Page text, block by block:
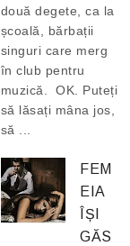
două degete, ca la
școală, bărbații
singuri care merg
în club pentru
muzică. OK. Puteți
să lăsați mâna jos,
să ...
FEM
EIA
ÎȘI
GĂS